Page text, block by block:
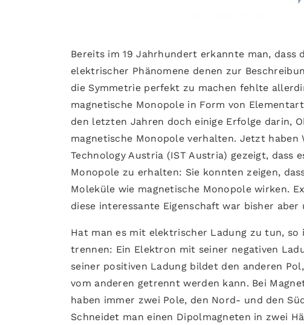
Bereits im 19 Jahrhundert erkannte man, dass
elektrischer Phänomene denen zur
die Symmetrie perfekt zu machen fehlte
magnetische Monopole in Form von
den letzten Jahren doch einige Erfolge darin,
magnetische Monopole verhalten. Jetzt
Technology Austria (IST Austria) gezeigt, dass
Monopole zu erhalten: Sie konnten zeigen,
Moleküle wie magnetische Monopole wirken.
diese interessante Eigenschaft war bisher aber
Hat man es mit elektrischer Ladung zu tun,
trennen: Ein Elektron mit seiner negativen
seiner positiven Ladung bildet den anderen
vom anderen getrennt werden kann. Bei
haben immer zwei Pole, den Nord- und den
Schneidet man einen Dipolmagneten in zwei